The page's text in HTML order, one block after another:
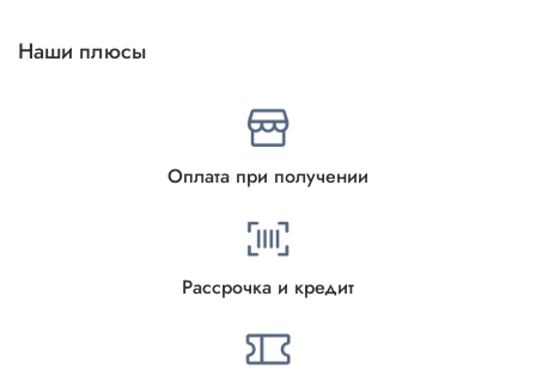
Наши плюсы
Оплата при получении
Рассрочка и кредит